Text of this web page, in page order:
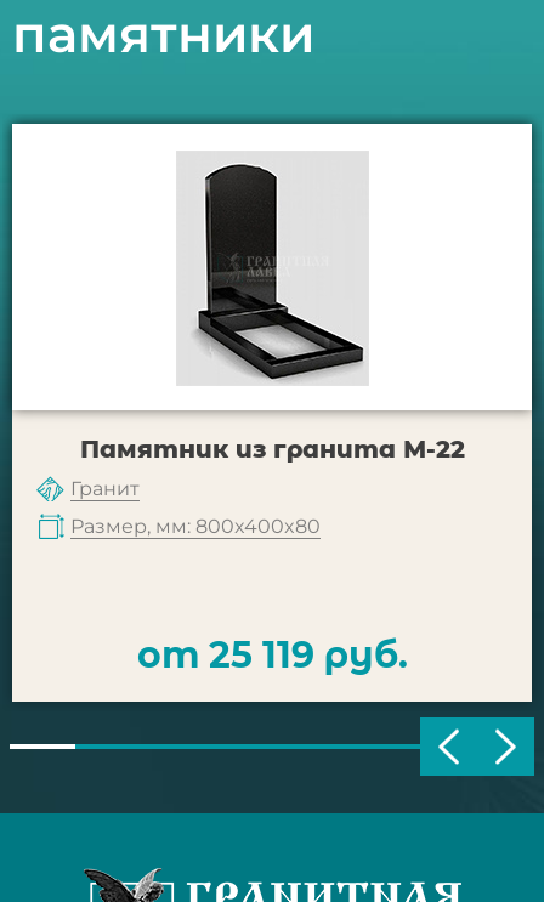
памятники
Памятник из гранита М-22
Гранит
Размер, мм: 800x400x80
от 25 119 руб.